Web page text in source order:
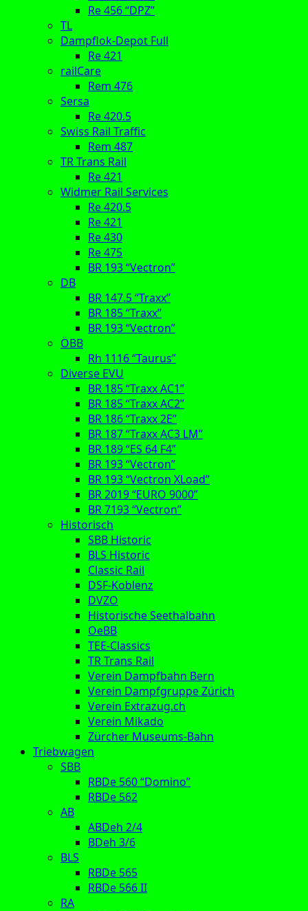
Re 456 “DPZ”
TL
Dampflok-Depot Full
Re 421
railCare
Rem 476
Sersa
Re 420.5
Swiss Rail Traffic
Rem 487
TR Trans Rail
Re 421
Widmer Rail Services
Re 420.5
Re 421
Re 430
Re 475
BR 193 “Vectron”
DB
BR 147.5 “Traxx”
BR 185 “Traxx”
BR 193 “Vectron”
ÖBB
Rh 1116 “Taurus”
Diverse EVU
BR 185 “Traxx AC1”
BR 185 “Traxx AC2”
BR 186 “Traxx 2E”
BR 187 “Traxx AC3 LM”
BR 189 “ES 64 F4”
BR 193 “Vectron”
BR 193 “Vectron XLoad”
BR 2019 “EURO 9000”
BR 7193 “Vectron”
Historisch
SBB Historic
BLS Historic
Classic Rail
DSF-Koblenz
DVZO
Historische Seethalbahn
OeBB
TEE-Classics
TR Trans Rail
Verein Dampfbahn Bern
Verein Dampfgruppe Zürich
Verein Extrazug.ch
Verein Mikado
Zürcher Museums-Bahn
Triebwagen
SBB
RBDe 560 “Domino”
RBDe 562
AB
ABDeh 2/4
BDeh 3/6
BLS
RBDe 565
RBDe 566 II
RA